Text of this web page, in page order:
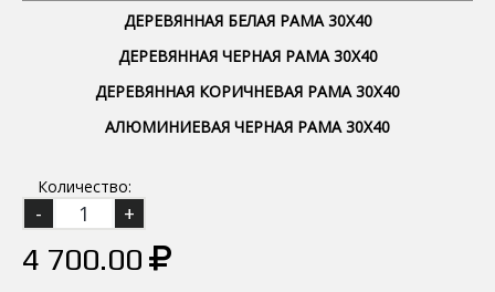
ДЕРЕВЯННАЯ БЕЛАЯ РАМА 30Х40
ДЕРЕВЯННАЯ ЧЕРНАЯ РАМА 30Х40
ДЕРЕВЯННАЯ КОРИЧНЕВАЯ РАМА 30Х40
АЛЮМИНИЕВАЯ ЧЕРНАЯ РАМА 30Х40
Количество:
4 700.00